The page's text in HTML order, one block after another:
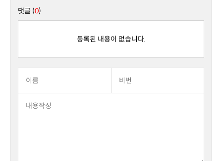
댓글 (0)
등록된 내용이 없습니다.